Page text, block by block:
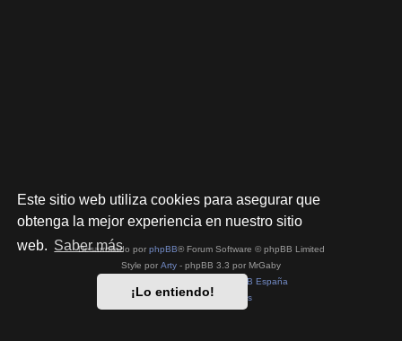
Este sitio web utiliza cookies para asegurar que
obtenga la mejor experiencia en nuestro sitio
web. Saber más
¡Lo entiendo!
Desarrollado por phpBB® Forum Software © phpBB Limited
Style por Arty - phpBB 3.3 por MrGaby
phpBB España
Privacidad|Condiciones